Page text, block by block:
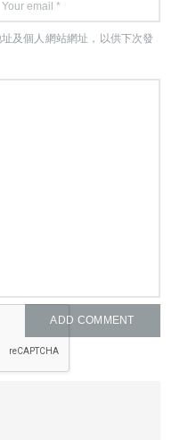
及個人網站網址，以供下次發